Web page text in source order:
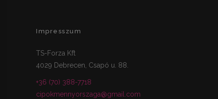
Impresszum
TS-Forza Kft
4029 Debrecen, Csapó u. 88.
+36 (70) 388-7718
cipokmennyorszaga@gmail.com